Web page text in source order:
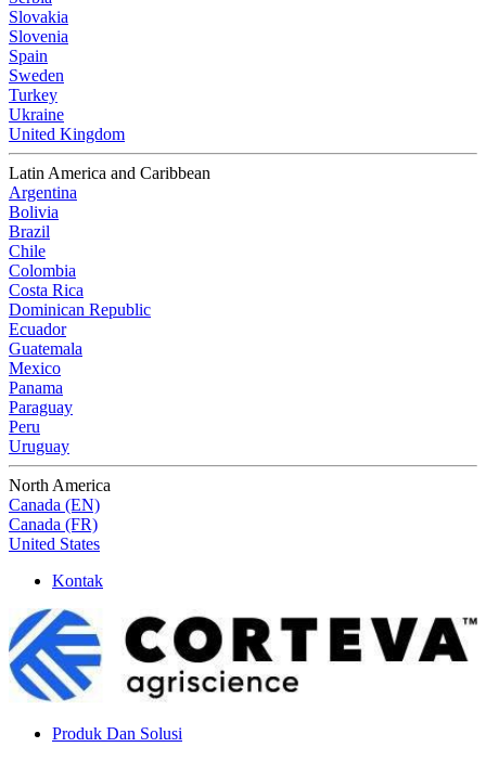
Slovakia
Slovenia
Spain
Sweden
Turkey
Ukraine
United Kingdom
Latin America and Caribbean
Argentina
Bolivia
Brazil
Chile
Colombia
Costa Rica
Dominican Republic
Ecuador
Guatemala
Mexico
Panama
Paraguay
Peru
Uruguay
North America
Canada (EN)
Canada (FR)
United States
Kontak
Produk Dan Solusi